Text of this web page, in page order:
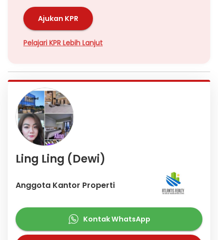
Ajukan KPR
Pelajari KPR Lebih Lanjut
Ling Ling (Dewi)
Anggota Kantor Properti
Kontak WhatsApp